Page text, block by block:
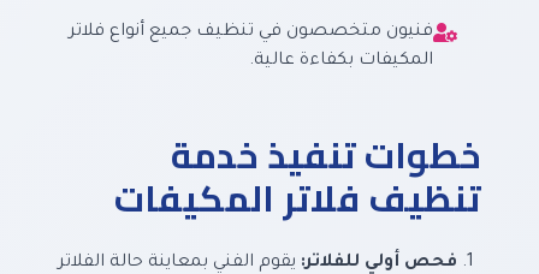
فنيون متخصصون في تنظيف جميع أنواع فلاتر
المكيفات بكفاءة عالية.
خطوات تنفيذ خدمة
تنظيف فلاتر المكيفات
فحص أولي للفلاتر: يقوم الفني بمعاينة حالة الفلاتر